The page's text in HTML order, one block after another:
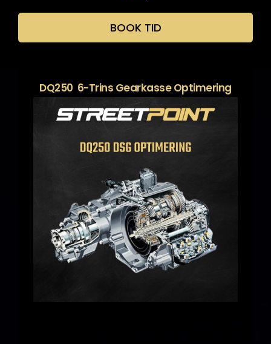
BOOK TID
DQ250 6-Trins Gearkasse Optimering